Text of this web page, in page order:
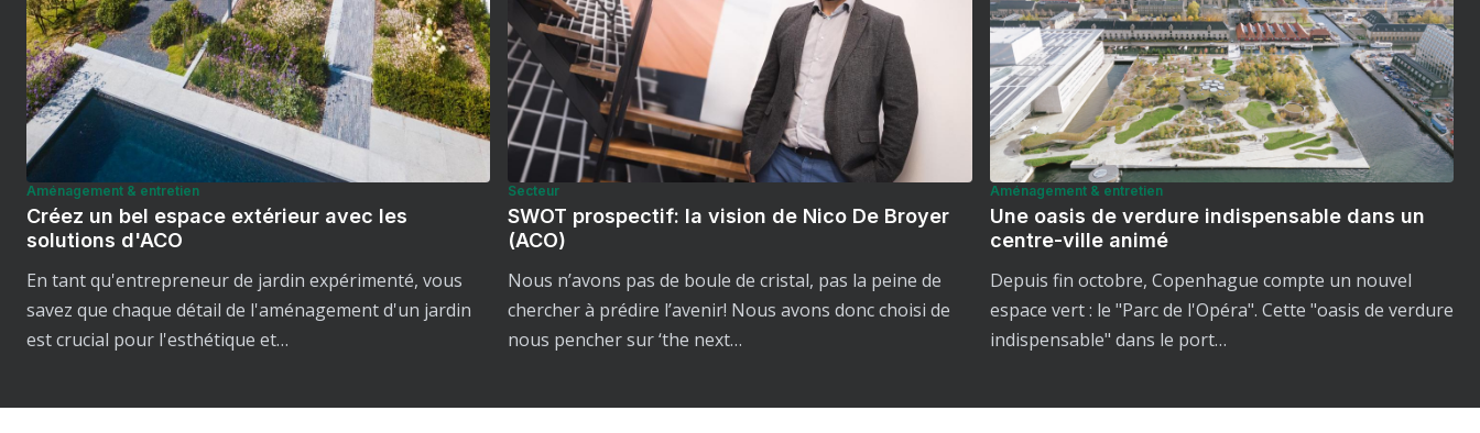
Aménagement & entretien
Créez un bel espace extérieur avec les
solutions d'ACO
En tant qu'entrepreneur de jardin expérimenté, vous
savez que chaque détail de l'aménagement d'un jardin
est crucial pour l'esthétique et…
Secteur
SWOT prospectif: la vision de Nico De Broyer
(ACO)
Nous n’avons pas de boule de cristal, pas la peine de
chercher à prédire l’avenir! Nous avons donc choisi de
nous pencher sur ‘the next…
Aménagement & entretien
Une oasis de verdure indispensable dans un
centre-ville animé
Depuis fin octobre, Copenhague compte un nouvel
espace vert : le "Parc de l'Opéra". Cette "oasis de verdure
indispensable" dans le port…